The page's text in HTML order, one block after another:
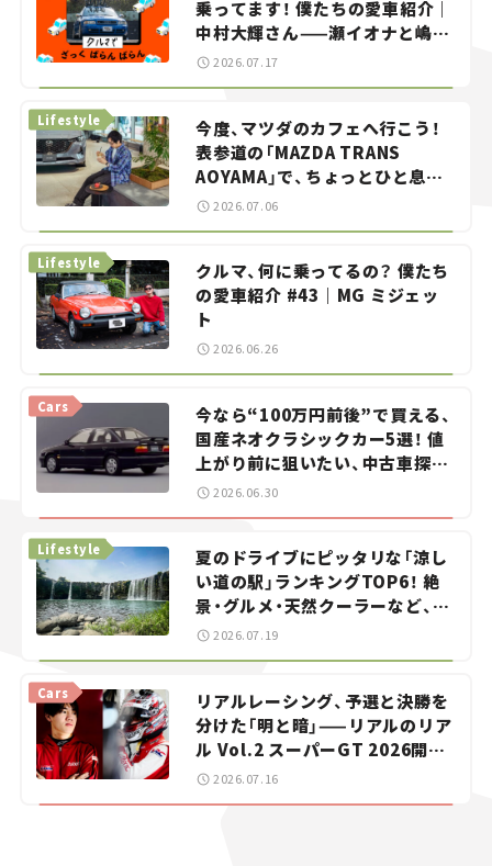
乗ってます！ 僕たちの愛車紹介｜
中村大輝さん——瀬イオナと嶋田
智之の「クルマでざっくばらんば
らん！」＃20
2026.07.17
今度、マツダのカフェへ行こう！
表参道の「MAZDA TRANS
AOYAMA」で、ちょっとひと息。
——連載｜CCGとクルマでどうす
Lifestyle
2026.07.06
クルマ、何に乗ってるの？ 僕たち
の愛車紹介 #43｜MG ミジェッ
ト
Lifestyle
2026.06.26
今なら“100万円前後”で買える、
国産ネオクラシックカー5選！ 値
上がり前に狙いたい、中古車探し
をお手伝い――ちょっとイケてるマ
Cars
2026.06.30
夏のドライブにピッタリな「涼し
い道の駅」ランキングTOP6！ 絶
景・グルメ・天然クーラーなど、避
暑におすすめのスポットを紹介
【道の駅マニアの推し駅ガイド】
Lifestyle
2026.07.19
リアルレーシング、予選と決勝を
分けた「明と暗」——リアルのリア
ル Vol.2 スーパーGT 2026開幕
戦 岡山国際サーキット
Cars
2026.07.16